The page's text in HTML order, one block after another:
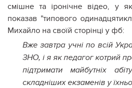
смішне та іронічне відео, у
показав "типового
Михайло на своїй сторінці у фб:
Вже завтра учні по всій
ЗНО, і я як педагог котрий
підтримати майбутніх
складніших екзаменів у